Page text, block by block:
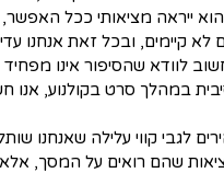
ייראה מציאותי ככל
לא קיימים, ובכל זאת
לוודא שהסיפור אינו
במהלך סרט בקולנוע, אנו
לגבי קווי עלילה שאנחנו
שהם רואים על המסך,